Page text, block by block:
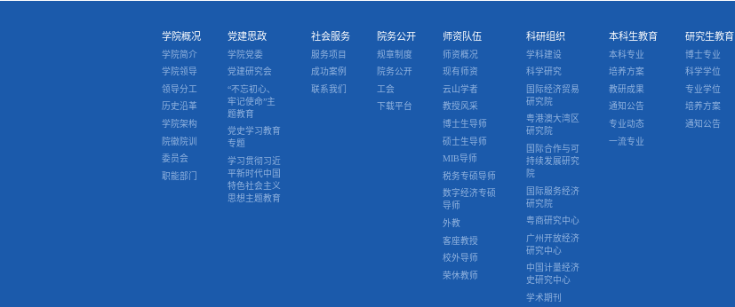
学院概况
学院简介
学院领导
领导分工
历史沿革
学院架构
院徽院训
委员会
职能部门
党建思政
学院党委
党建研究会
“不忘初心、
牢记使命”主
题教育
党史学习教育
专题
学习贯彻习近
平新时代中国
特色社会主义
思想主题教育
社会服务
服务项目
成功案例
联系我们
院务公开
规章制度
院务公开
工会
下载平台
师资队伍
师资概况
现有师资
云山学者
教授风采
博士生导师
硕士生导师
MIB导师
税务专硕导师
数字经济专硕
导师
外教
客座教授
校外导师
荣休教师
科研组织
学科建设
科学研究
国际经济贸易
研究院
粤港澳大湾区
研究院
国际合作与可
持续发展研究
院
国际服务经济
研究院
粤商研究中心
广州开放经济
研究中心
中国计量经济
史研究中心
学术期刊
本科生教育
本科专业
培养方案
教研成果
通知公告
专业动态
一流专业
研究生教育
博士专业
科学学位
专业学位
培养方案
通知公告